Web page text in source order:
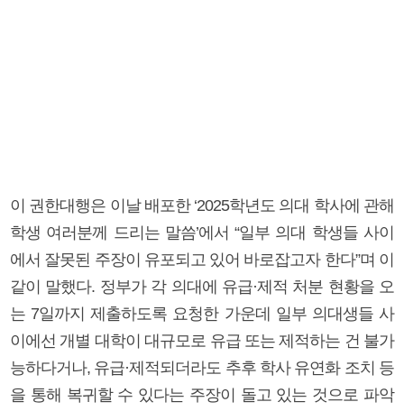
이 권한대행은 이날 배포한 ‘2025학년도 의대 학사에 관해
학생 여러분께 드리는 말씀’에서 “일부 의대 학생들 사이
에서 잘못된 주장이 유포되고 있어 바로잡고자 한다”며 이
같이 말했다. 정부가 각 의대에 유급·제적 처분 현황을 오
는 7일까지 제출하도록 요청한 가운데 일부 의대생들 사
이에선 개별 대학이 대규모로 유급 또는 제적하는 건 불가
능하다거나, 유급·제적되더라도 추후 학사 유연화 조치 등
을 통해 복귀할 수 있다는 주장이 돌고 있는 것으로 파악